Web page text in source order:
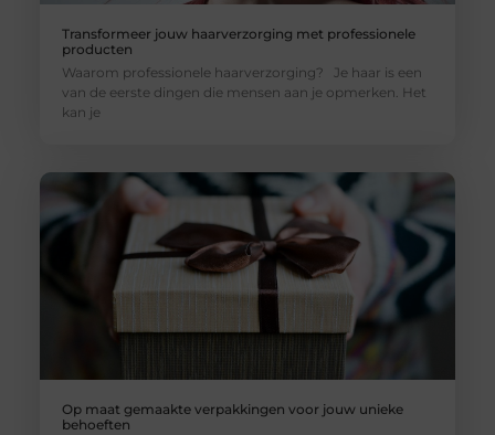
Transformeer jouw haarverzorging met professionele
producten
Waarom professionele haarverzorging? Je haar is een
van de eerste dingen die mensen aan je opmerken. Het
kan je
Op maat gemaakte verpakkingen voor jouw unieke
behoeften